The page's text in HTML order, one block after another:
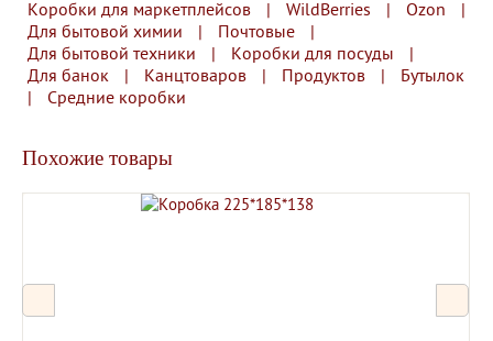
Коробки для маркетплейсов | WildBerries | Ozon
|
Для бытовой химии
| Почтовые
|
Для бытовой техники
| Коробки для посуды
|
Для банок
| Канцтоваров | Продуктов |
Бутылок
|
Средние коробки
Похожие товары